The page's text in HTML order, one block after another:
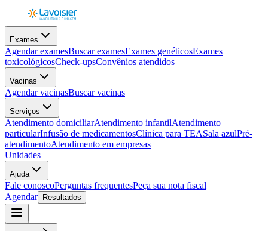
Exames
Agendar examesBuscar examesExames genéticosExames
toxicológicosCheck-upsConvênios atendidos
Vacinas
Agendar vacinasBuscar vacinas
Serviços
Atendimento domiciliarAtendimento infantilAtendimento
particularInfusão de medicamentosClínica para TEASala azulPré-
atendimentoAtendimento em empresas
Unidades
Ajuda
Fale conoscoPerguntas frequentesPeça sua nota fiscal
Agendar
Resultados